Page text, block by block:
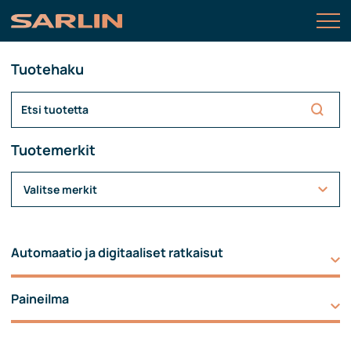
Tuotehaku
Tuotemerkit
Valitse merkit
Automaatio ja digitaaliset ratkaisut
Paineilma